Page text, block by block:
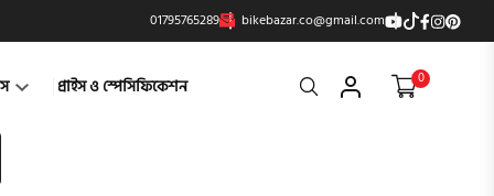
01795765289 bikebazar.co@gmail.com
প্রাইস ও স্পেসিফিকেশন Search 0